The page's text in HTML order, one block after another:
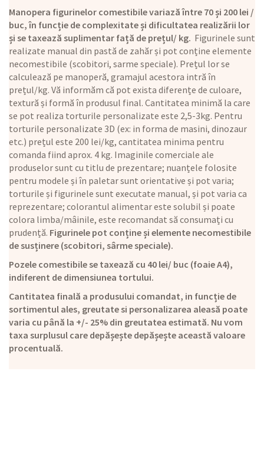
Manopera figurinelor comestibile variază între 70 și 200 lei /
buc, în funcție de complexitate și dificultatea realizării lor
și se taxează suplimentar față de prețul/ kg. Figurinele sunt
realizate manual din pastă de zahăr și pot conține elemente
necomestibile (scobitori, sarme speciale). Prețul lor se
calculează pe manoperă, gramajul acestora intră în
prețul/kg. Vă informăm că pot exista diferențe de culoare,
textură și formă în produsul final. Cantitatea minimă la care
se pot realiza torturile personalizate este 2,5-3kg. Pentru
torturile personalizate 3D (ex: in forma de masini, dinozaur
etc.) prețul este 200 lei/kg, cantitatea minima pentru
comanda fiind aprox. 4 kg. Imaginile comerciale ale
produselor sunt cu titlu de prezentare; nuanțele folosite
pentru modele și în paletar sunt orientative și pot varia;
torturile și figurinele sunt executate manual, și pot varia ca
reprezentare; colorantul alimentar este solubil și poate
colora limba/mâinile, este recomandat să consumați cu
prudență. Figurinele pot conține și elemente necomestibile
de susținere (scobitori, sârme speciale).
Pozele comestibile se taxează cu 40 lei/ buc (foaie A4),
indiferent de dimensiunea tortului.
Cantitatea finală a produsului comandat, in funcție de
sortimentul ales, greutate si personalizarea aleasă poate
varia cu până la +/- 25% din greutatea estimată. Nu vom
taxa surplusul care depășește depășește această valoare
procentuală.